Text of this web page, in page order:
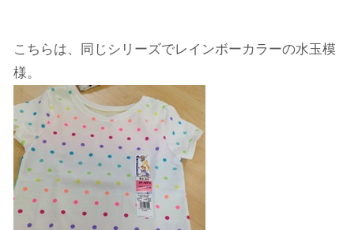
こちらは、同じシリーズでレインボーカラーの水玉模
様。